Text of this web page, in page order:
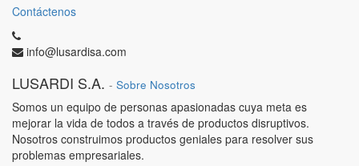
Contáctenos
info@lusardisa.com
LUSARDI S.A. - Sobre Nosotros
Somos un equipo de personas apasionadas cuya meta es
mejorar la vida de todos a través de productos disruptivos.
Nosotros construimos productos geniales para resolver sus
problemas empresariales.